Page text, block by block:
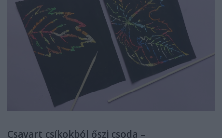
Csavart csíkokból őszi csoda –